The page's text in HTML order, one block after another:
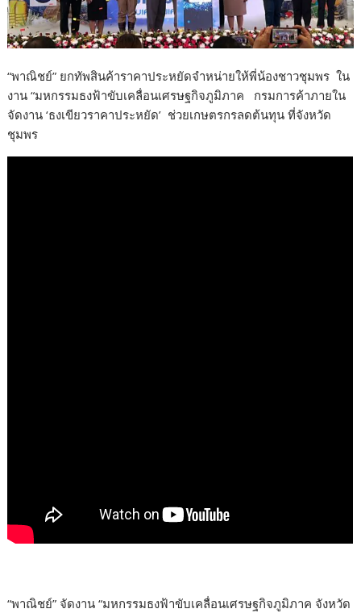
“พาณิชย์” ยกทัพสินค้าราคาประหยัดจำหน่ายให้พี่น้องชาวชุมพร ใน
งาน “มหกรรมธงฟ้าขับเคลื่อนเศรษฐกิจภูมิภาค กรมการค้าภายใน
จัดงาน ‘ธงเขียวราคาประหยัด’ ช่วยเกษตรกรลดต้นทุน ที่จังหวัด
ชุมพร
“พาณิชย์” จัดงาน “มหกรรมธงฟ้าขับเคลื่อนเศรษฐกิจภูมิภาค จังหวัด